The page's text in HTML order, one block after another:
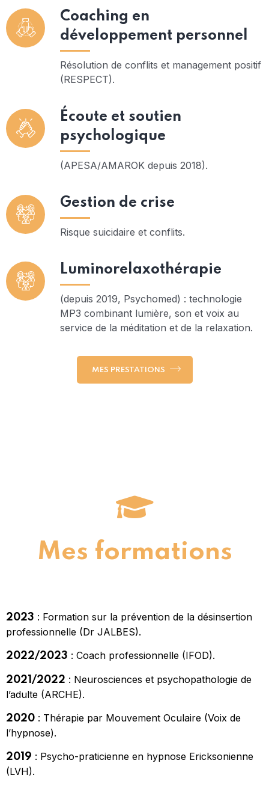
Coaching en
développement personnel
Résolution de conflits et management positif
(RESPECT).
Écoute et soutien
psychologique
(APESA/AMAROK depuis 2018).
Gestion de crise
Risque suicidaire et conflits.
Luminorelaxothérapie
(depuis 2019, Psychomed) : technologie
MP3 combinant lumière, son et voix au
service de la méditation et de la relaxation.
MES PRESTATIONS
Mes formations
2023 : Formation sur la prévention de la désinsertion
professionnelle (Dr JALBES).
2022/2023 : Coach professionnelle (IFOD).
2021/2022 : Neurosciences et psychopathologie de
l’adulte (ARCHE).
2020 : Thérapie par Mouvement Oculaire (Voix de
l’hypnose).
2019 : Psycho-praticienne en hypnose Ericksonienne
(LVH).